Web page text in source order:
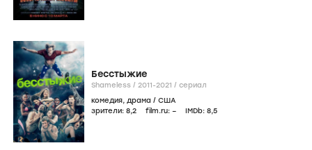
Бесстыжие
Shameless / 2011-2021 / сериал
комедия, драма / США
зрители: 8,2 film.ru: – IMDb: 8,5